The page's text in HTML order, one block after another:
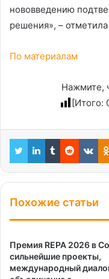
нововведению
решения», –
По материалам
Нажмите,
[Итого:
TwitterLinkedIn
TumblrReddit
Похожие статьи
Премия REPA 2026 в
сильнейшие проекты,
международный